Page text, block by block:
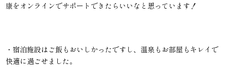
康をオンラインでサポートできたらいいなと思っています！
・宿泊施設はご飯もおいしかったですし、温泉もお部屋もキレイで
快適に過ごせました。